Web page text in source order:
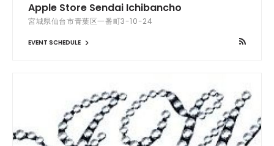
Apple Store Sendai Ichibancho
宮城県仙台市青葉区一番町3-10-24
EVENT SCHEDULE